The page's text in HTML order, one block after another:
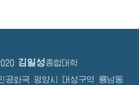
김일성종합대학
공화국 평양시 대성구역 룡남동